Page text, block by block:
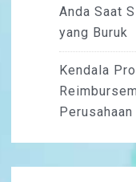
Anda Saat
yang Buruk
Kendala
Perusahaan